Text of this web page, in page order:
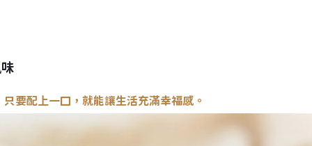
只要配上一口， 就能讓生活充滿幸福感。